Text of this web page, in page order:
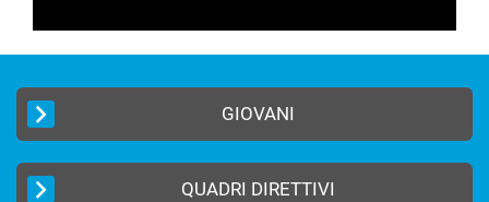
GIOVANI
QUADRI DIRETTIVI